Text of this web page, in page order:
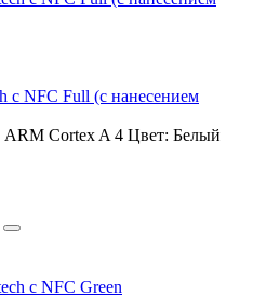
с NFC Full (с нанесением
ARM Cortex A 4 Цвет: Белый